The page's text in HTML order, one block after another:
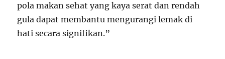
pola makan sehat yang kaya serat dan rendah
gula dapat membantu mengurangi lemak di
hati secara signifikan.”